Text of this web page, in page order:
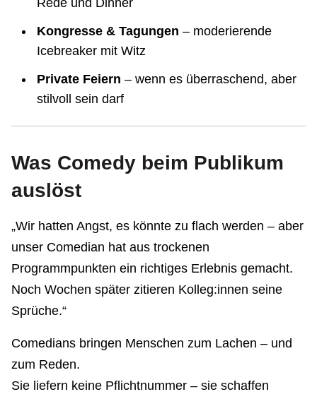
Rede und Dinner
Kongresse & Tagungen – moderierende
Icebreaker mit Witz
Private Feiern – wenn es überraschend, aber
stilvoll sein darf
Was Comedy beim Publikum
auslöst
„Wir hatten Angst, es könnte zu flach werden – aber
unser Comedian hat aus trockenen
Programmpunkten ein richtiges Erlebnis gemacht.
Noch Wochen später zitieren Kolleg:innen seine
Sprüche.“
Comedians bringen Menschen zum Lachen – und
zum Reden.
Sie liefern keine Pflichtnummer – sie schaffen